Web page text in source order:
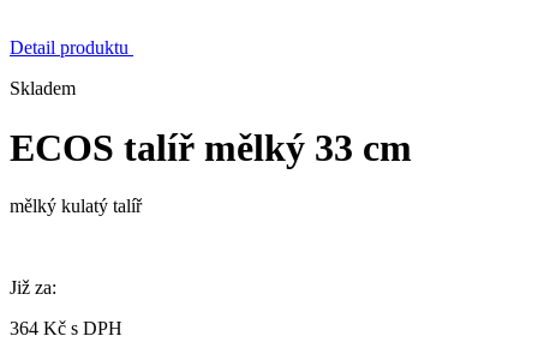
Detail produktu
Skladem
ECOS talíř mělký 33 cm
mělký kulatý talíř
Již za:
364 Kč s DPH